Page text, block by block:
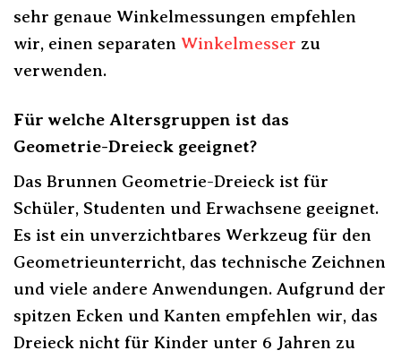
sehr genaue Winkelmessungen empfehlen
wir, einen separaten Winkelmesser zu
verwenden.
Für welche Altersgruppen ist das
Geometrie-Dreieck geeignet?
Das Brunnen Geometrie-Dreieck ist für
Schüler, Studenten und Erwachsene geeignet.
Es ist ein unverzichtbares Werkzeug für den
Geometrieunterricht, das technische Zeichnen
und viele andere Anwendungen. Aufgrund der
spitzen Ecken und Kanten empfehlen wir, das
Dreieck nicht für Kinder unter 6 Jahren zu